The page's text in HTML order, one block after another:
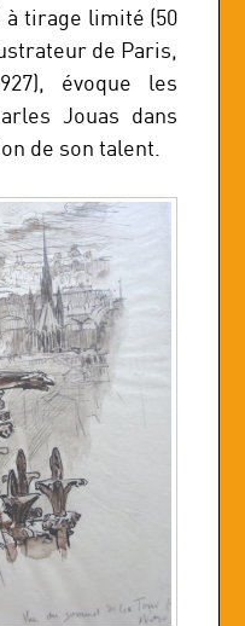
à tirage limité (50
de Paris,
évoque les
Jouas dans
de son talent.